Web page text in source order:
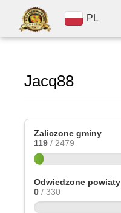
PL
Jacq88
Zaliczone gminy
119 / 2479
Odwiedzone powiaty
0 / 330